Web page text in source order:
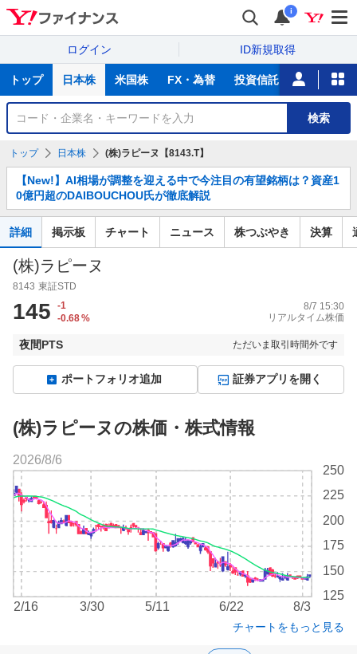
i
ログイン ID新規取得
サ
トップ 日本株 米国株 FX・為替 投資信託 ニュース
銘
検
検索
トップ 日本株 (株)ラピーヌ【8143.T】
知
ら
せ
【New!】AI相場が調整を迎える中で今注目の有望銘柄は？資産1
0億円超のDAIBOUCHOU氏が徹底解説
詳細 掲示板 チャート ニュース 株つぶやき 決算
(株)ラピーヌ
8143 東証STD
145
-1
-0.68%
8/7 15:30
リアルタイム株価
夜間PTS ただいま取引時間外です
ポートフォリオ追加 証券アプリを開く
(株)ラピーヌの株価・株式情報
125
150
175
200
225
250
2/16 3/30 5/11 6/22 8/3
2026/8/6
チャートをもっと見る